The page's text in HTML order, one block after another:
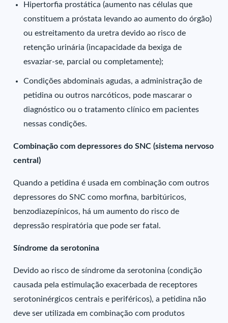
Hipertorfia prostática (aumento nas células que
constituem a próstata levando ao aumento do órgão)
ou estreitamento da uretra devido ao risco de
retenção urinária (incapacidade da bexiga de
esvaziar-se, parcial ou completamente);
Condições abdominais agudas, a administração de
petidina ou outros narcóticos, pode mascarar o
diagnóstico ou o tratamento clínico em pacientes
nessas condições.
Combinação com depressores do SNC (sistema nervoso
central)
Quando a petidina é usada em combinação com outros
depressores do SNC como morfina, barbitúricos,
benzodiazepínicos, há um aumento do risco de
depressão respiratória que pode ser fatal.
Síndrome da serotonina
Devido ao risco de síndrome da serotonina (condição
causada pela estimulação exacerbada de receptores
serotoninérgicos centrais e periféricos), a petidina não
deve ser utilizada em combinação com produtos